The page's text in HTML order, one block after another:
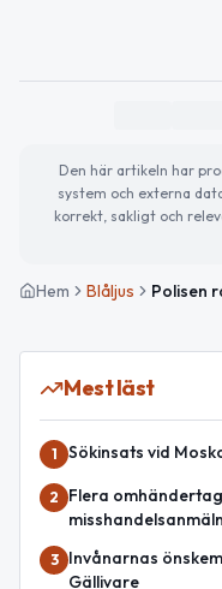
Den här artikeln har
system och externa
korrekt, sakligt och
Hem Blåljus
Mest läst
1 Sökinsats vid
2
Flera
3
Invånarnas
Gällivare